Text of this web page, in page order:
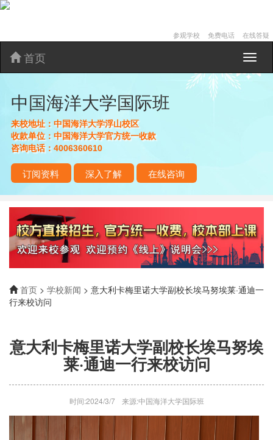
在线答疑
免费电话
参观学校
中
国
首页
中国海洋大学国际班
来校地址： 中国海洋大学浮山校区
收款单位： 中国海洋大学官方统一收款
咨询电话： 4006360610
订阅资料 深入了解 在线咨询
首页 > 学校新闻 > 意大利卡梅里诺大学副校长埃马努埃莱·通迪一
行来校访问
意大利卡梅里诺大学副校长埃马努埃
莱·通迪一行来校访问
时间:2024/3/7 来源:中国海洋大学国际班